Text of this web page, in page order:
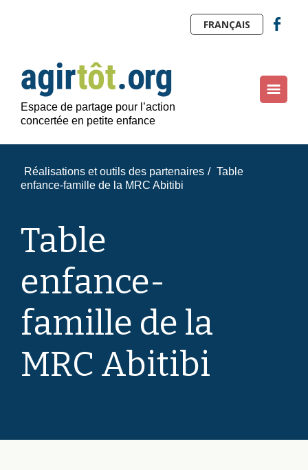
Espace de partage pour l’action
concertée en petite enfance
FRANÇAIS
Réalisations et outils des partenaires / Table
enfance-famille de la MRC Abitibi
Table
enfance-
famille de la
MRC Abitibi